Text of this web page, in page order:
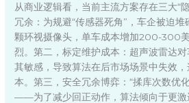
从商业逻辑看，当前主流方案存在三大“
冗余：为规避“传感器死角”，车企被迫
颗环视摄像头，单车成本增加200-300
烈。第二，标定维护成本：超声波雷达
其敏感，导致算法在后市场场景中失效
本。第三，安全冗余博弈：“揉库次数优
——为了减少回正动作，算法倾向于更激